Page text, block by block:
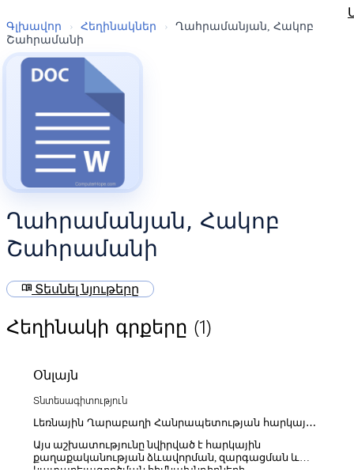
Գլխավոր › Հեղինակներ ›
Ղահրամանյան, Հակոբ
Շահրամանի
Ղահրամանյան, Հակոբ
Շահրամանի
menu_book Տեսնել նյութերը
Հեղինակի գրքերը (1)
Օնլայն
Տնտեսագիտություն
Լեռնային Ղարաբաղի Հանրապետության հարկային
Այս աշխատությունը նվիրված է հարկային
քաղաքականության ձևավորման, զարգացման և
կատարելագործման հիմնախնդիրների